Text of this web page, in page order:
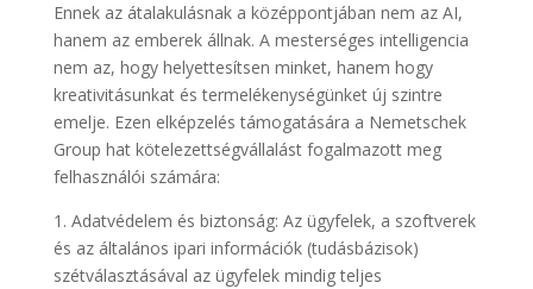
Ennek az átalakulásnak a középpontjában nem az AI,
hanem az emberek állnak. A mesterséges intelligencia
nem az, hogy helyettesítsen minket, hanem hogy
kreativitásunkat és termelékenységünket új szintre
emelje. Ezen elképzelés támogatására a Nemetschek
Group hat kötelezettségvállalást fogalmazott meg
felhasználói számára:
1. Adatvédelem és biztonság: Az ügyfelek, a szoftverek
és az általános ipari információk (tudásbázisok)
szétválasztásával az ügyfelek mindig teljes